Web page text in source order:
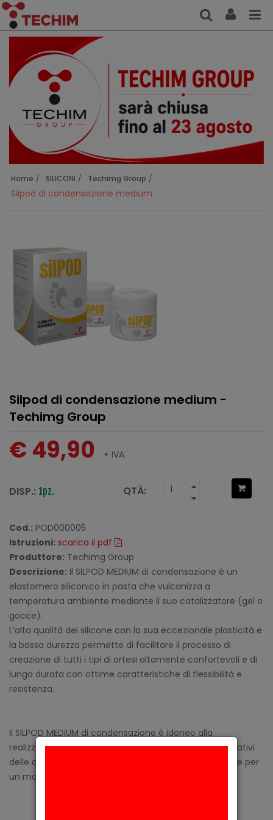
Home SILICONI Techimg Group
Silpod di condensazione medium
Silpod di condensazione medium -
Techimg Group
€ 49,90 + IVA
DISP.: 1pz. QTÀ:
Cod.: POD000005
Istruzioni: scarica il pdf
Produttore: Techimg Group
Descrizione: Il SILPOD MEDIUM di condensazione è un
elastomero siliconico in pasta che vulcanizza a
temperatura ambiente mediante il suo catalizzatore (gel o
gocce).
L’alta qualità del silicone con la sua eccezionale plasticità e
la bassa durezza permette di facilitare il processo di
creazione di tutti i tipi di ortesi altamente confortevoli e di
lunga durata con ottime caratteristiche di flessibilità e
resistenza.
Il SILPOD MEDIUM di condensazione è idoneo alla
realizzazione di ortesi, dispositivi protettivi o compensativi
delle alterazioni strutturali del piede, specificatamente per
un maggior confort.